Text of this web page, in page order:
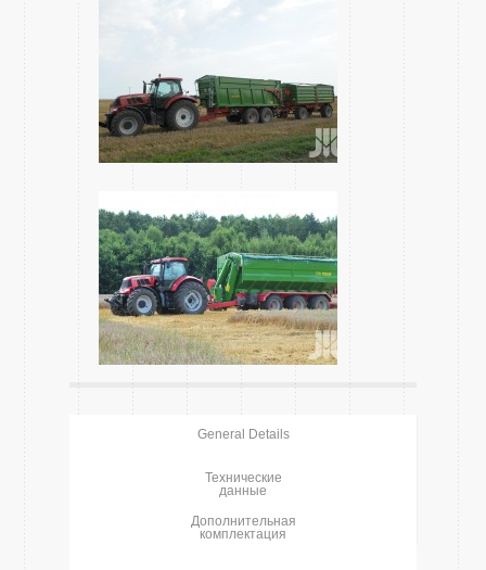
General Details
Технические
данные
Дополнительная
комплектация